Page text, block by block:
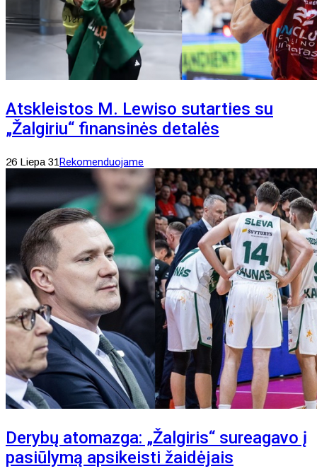
Atskleistos M. Lewiso sutarties su
„Žalgiriu“ finansinės detalės
26 Liepa 31Rekomenduojame
Derybų atomazga: „Žalgiris“ sureagavo į
pasiūlymą apsikeisti žaidėjais